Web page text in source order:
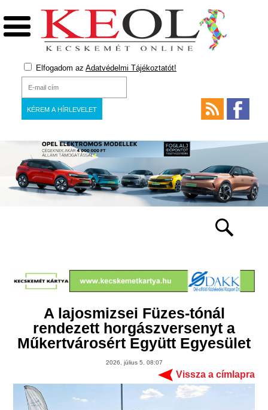
Elfogadom az Adatvédelmi Tájékoztatót!
A lajosmizsei Füzes-tónál
rendezett horgászversenyt a
Műkertvárosért Együtt Egyesület
2026. július 5. 08:07
Vissza a címlapra